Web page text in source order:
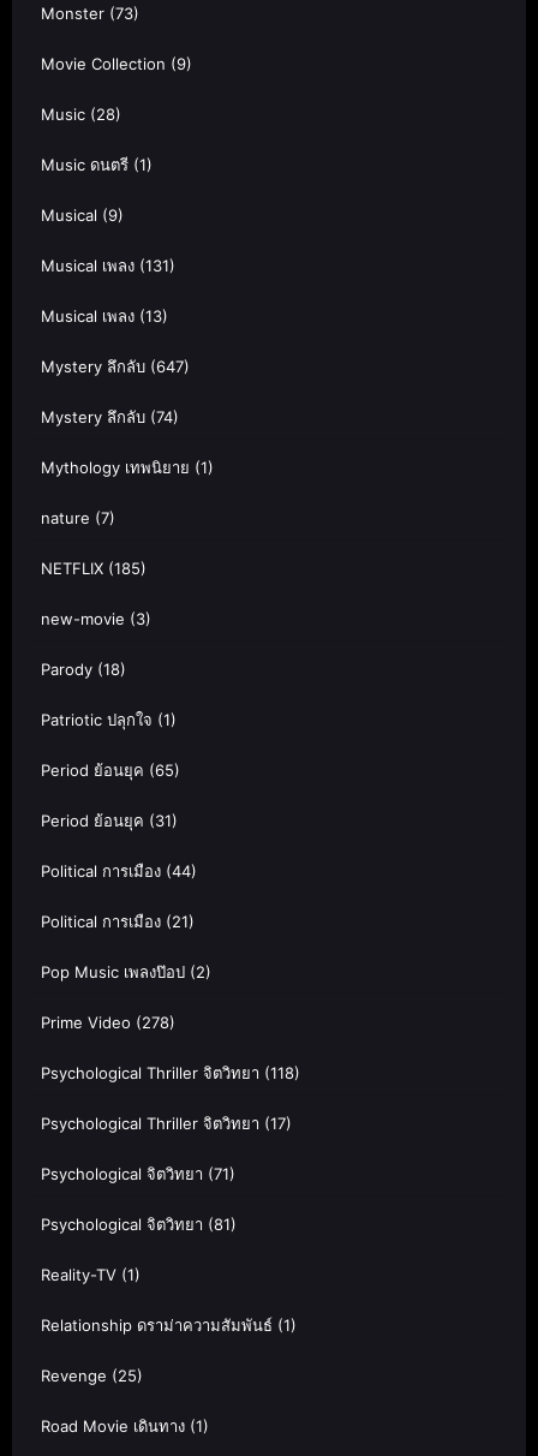
Monster (73)
Movie Collection (9)
Music (28)
Music ดนตรี (1)
Musical (9)
Musical เพลง (131)
Musical เพลง (13)
Mystery ลึกลับ (647)
Mystery ลึกลับ (74)
Mythology เทพนิยาย (1)
nature (7)
NETFLIX (185)
new-movie (3)
Parody (18)
Patriotic ปลุกใจ (1)
Period ย้อนยุค (65)
Period ย้อนยุค (31)
Political การเมือง (44)
Political การเมือง (21)
Pop Music เพลงป๊อป (2)
Prime Video (278)
Psychological Thriller จิตวิทยา (118)
Psychological Thriller จิตวิทยา (17)
Psychological จิตวิทยา (71)
Psychological จิตวิทยา (81)
Reality-TV (1)
Relationship ดราม่าความสัมพันธ์ (1)
Revenge (25)
Road Movie เดินทาง (1)